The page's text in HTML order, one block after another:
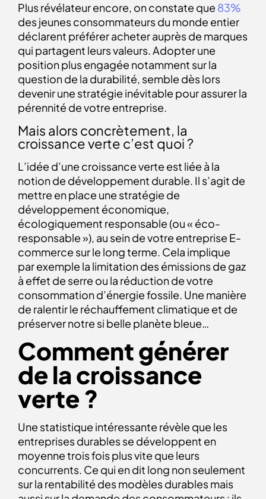
Plus révélateur encore, on constate que 83%
des jeunes consommateurs du monde entier
déclarent préférer acheter auprès de marques
qui partagent leurs valeurs. Adopter une
position plus engagée notamment sur la
question de la durabilité, semble dès lors
devenir une stratégie inévitable pour assurer la
pérennité de votre entreprise.
Mais alors concrètement, la
croissance verte c’est quoi ?
L’idée d’une croissance verte est liée à la
notion de développement durable. Il s’agit de
mettre en place une stratégie de
développement économique,
écologiquement responsable (ou « éco-
responsable »), au sein de votre entreprise E-
commerce sur le long terme. Cela implique
par exemple la limitation des émissions de gaz
à effet de serre ou la réduction de votre
consommation d’énergie fossile. Une manière
de ralentir le réchauffement climatique et de
préserver notre si belle planète bleue…
Comment générer
de la croissance
verte ?
Une statistique intéressante révèle que les
entreprises durables se développent en
moyenne trois fois plus vite que leurs
concurrents. Ce qui en dit long non seulement
sur la rentabilité des modèles durables mais